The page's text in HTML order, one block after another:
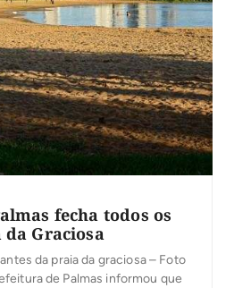
fecha todos os
da Graciosa
da praia da graciosa – Foto
de Palmas informou que